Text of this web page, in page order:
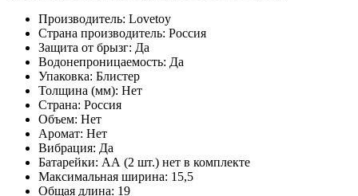
Производитель: Lovetoy
Страна производитель: Россия
Защита от брызг: Да
Водонепроницаемость: Да
Упаковка: Блистер
Толщина (мм): Нет
Страна: Россия
Объем: Нет
Аромат: Нет
Вибрация: Да
Батарейки: АА (2 шт.) нет в комплекте
Максимальная ширина: 15,5
Общая длина: 19